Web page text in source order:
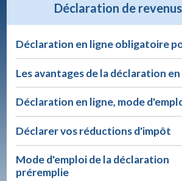
Déclaration de revenus
Déclaration en ligne obligatoire
Les avantages de la déclaration
Déclaration en ligne, mode
Déclarer vos réductions d'impôt
Mode d'emploi de la déclaration
préremplie